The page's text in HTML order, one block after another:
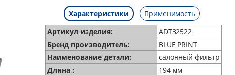
Характеристики
Применимость
Артикул изделия:
ADT32522
Бренд производитель:
BLUE PRINT
Наименование детали:
салонный фильтр
Длина :
194 мм